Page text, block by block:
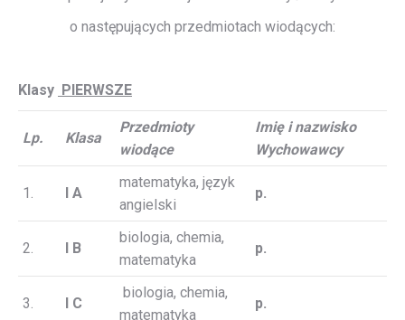
o następujących przedmiotach wiodących:
Klasy PIERWSZE
Lp. Klasa
Przedmioty
wiodące
Imię i nazwisko
Wychowawcy
1. I A
matematyka, język
angielski
p.
2. I B
biologia, chemia,
matematyka
p.
3. I C
biologia, chemia,
matematyka
p.